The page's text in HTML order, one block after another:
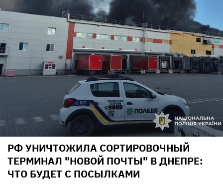
РФ УНИЧТОЖИЛА СОРТИРОВОЧНЫЙ
ТЕРМИНАЛ "НОВОЙ ПОЧТЫ" В ДНЕПРЕ:
ЧТО БУДЕТ С ПОСЫЛКАМИ